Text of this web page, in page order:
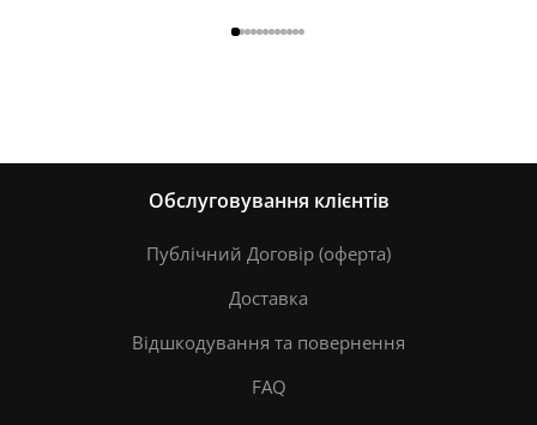
Обслуговування клієнтів
Публічний Договір (оферта)
Доставка
Відшкодування та повернення
FAQ